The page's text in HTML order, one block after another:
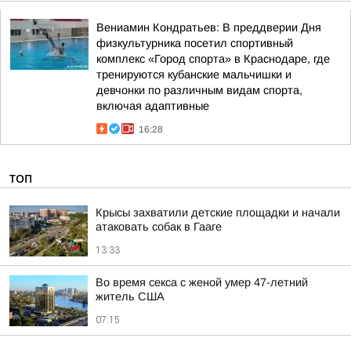
Вениамин Кондратьев: В преддверии Дня
физкультурника посетил спортивный
комплекс «Город спорта» в Краснодаре, где
тренируются кубанские мальчишки и
девчонки по различным видам спорта,
включая адаптивные
16:28
ТОП
Крысы захватили детские площадки и начали
атаковать собак в Гааге
13:33
Во время секса с женой умер 47-летний
житель США
07:15